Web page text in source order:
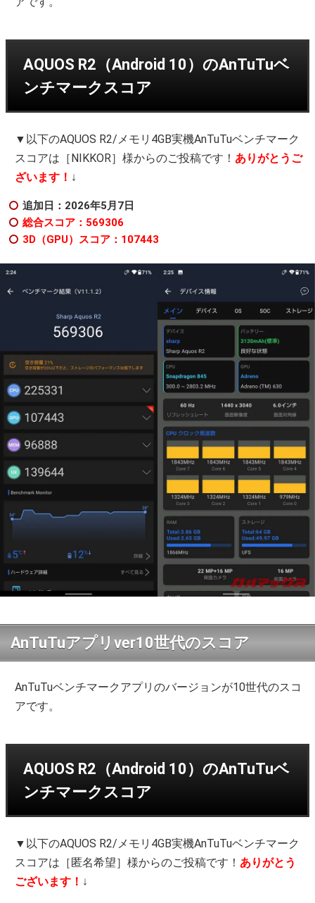
AQUOS R2（Android 10）のAnTuTuベ
ンチマークスコア
▼以下のAQUOS R2/メモリ4GB実機AnTuTuベンチマーク
スコアは［NIKKOR］様からのご投稿です！ ありがとうご
ざいます！ ↓
追加日：2026年5月7日
総合スコア：569306
3D（GPU）スコア：107443
AnTuTuアプリver10世代のスコア
AnTuTuベンチマークアプリのバージョンが10世代のスコ
アです。
AQUOS R2（Android 10）のAnTuTuベ
ンチマークスコア
▼以下のAQUOS R2/メモリ4GB実機AnTuTuベンチマーク
スコアは［匿名希望］様からのご投稿です！ ありがとう
ございます！ ↓